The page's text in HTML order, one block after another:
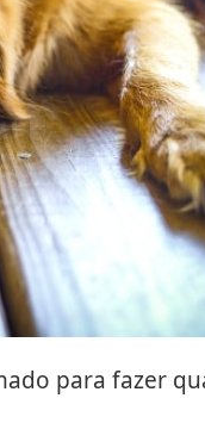
para fazer